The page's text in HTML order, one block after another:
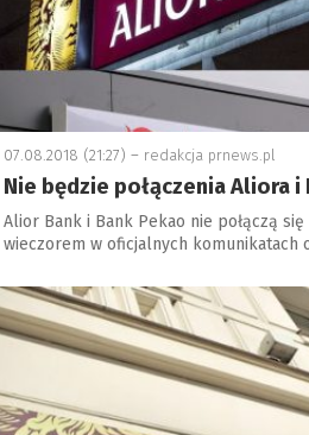
07.08.2018 (21:27) – redakcja prnews.pl
Nie będzie połączenia Aliora i
Alior Bank i Bank Pekao nie połączą
wieczorem w oficjalnych komunikatach